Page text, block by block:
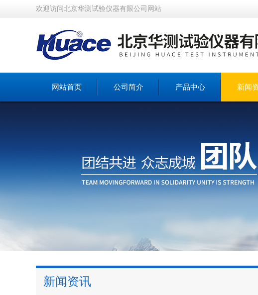
欢迎访问北京华测试验仪器有限公司网站
网站首页 公司简介 产品中心 新闻
新闻资讯